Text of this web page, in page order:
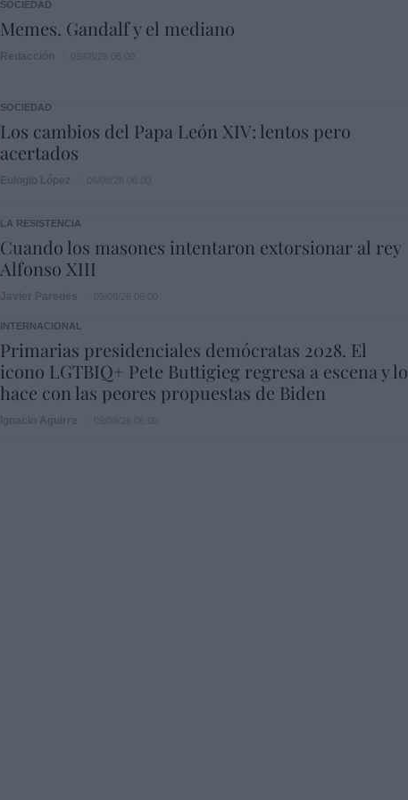
SOCIEDAD
Memes. Gandalf y el mediano
SOCIEDAD
Los cambios del Papa León XIV: lentos pero
acertados
LA RESISTENCIA
Cuando los masones intentaron extorsionar al rey
Alfonso XIII
INTERNACIONAL
Primarias presidenciales demócratas 2028. El
icono LGTBIQ+ Pete Buttigieg regresa a escena y lo
hace con las peores propuestas de Biden